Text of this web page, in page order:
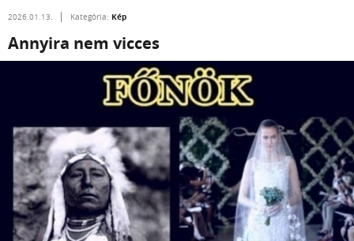
2026.01.13. Kategória: Kép
Annyira nem vicces